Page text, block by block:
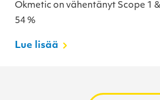
Okmetic on vähentänyt Scope 1
54 %
Lue lisää